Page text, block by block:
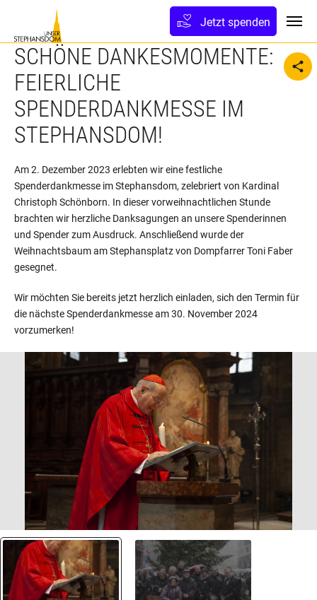
springen
Jetzt spenden
SCHÖNE DANKESMOMENTE:
FEIERLICHE
SPENDERDANKMESSE IM
STEPHANSDOM!
Am 2. Dezember 2023 erlebten wir eine festliche
Spenderdankmesse im Stephansdom, zelebriert von Kardinal
Christoph Schönborn. In dieser vorweihnachtlichen Stunde
brachten wir herzliche Danksagungen an unsere Spenderinnen
und Spender zum Ausdruck. Anschließend wurde der
Weihnachtsbaum am Stephansplatz von Dompfarrer Toni Faber
gesegnet.
Wir möchten Sie bereits jetzt herzlich einladen, sich den Termin für
die nächste Spenderdankmesse am 30. November 2024
vorzumerken!